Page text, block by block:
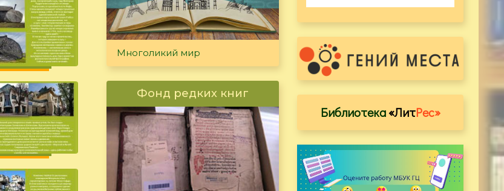
Многоликий мир
Фонд редких книг
Библиотека«ЛитРес»